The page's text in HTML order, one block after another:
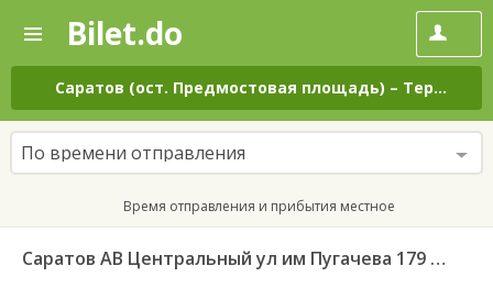
—
Поиск
и
покупка
билетов
на
автобус
онлайн
Bilet.do
Саратов (ост. Предмостовая площадь) – Терновка с. пов.
По времени отправления
Время отправления и прибытия местное
Саратов АВ Центральный ул им Пугачева 179 А — Старая Полтавка